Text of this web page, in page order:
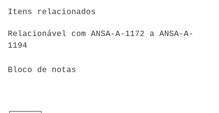
Itens relacionados
Relacionável com ANSA-A-1172 a ANSA-A-
1194
Bloco de notas